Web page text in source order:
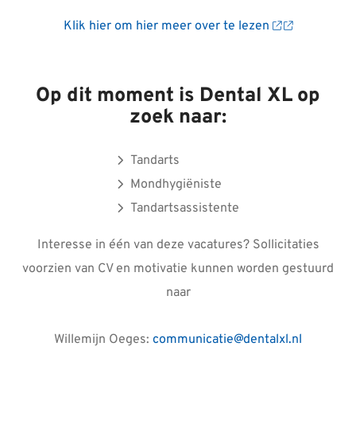
Klik hier om hier meer over te lezen
Op dit moment is Dental XL op
zoek naar:
Tandarts
Mondhygiëniste
Tandartsassistente
Interesse in één van deze vacatures? Sollicitaties
voorzien van CV en motivatie kunnen worden gestuurd
naar
Willemijn Oeges: communicatie@dentalxl.nl